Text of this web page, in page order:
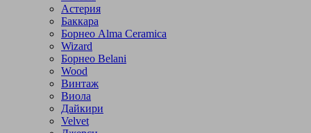
Астерия
Баккара
Борнео Alma Ceramica
Wizard
Борнео Belani
Wood
Винтаж
Виола
Дайкири
Velvet